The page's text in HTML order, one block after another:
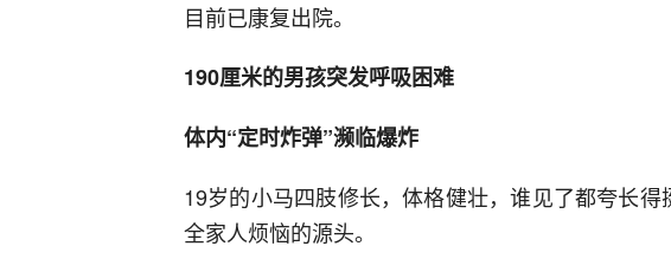
目前已康复出院。
190厘米的男孩突发呼吸困难
体内“定时炸弹”濒临爆炸
19岁的小马四肢修长，体格健壮，谁见了都夸长
全家人烦恼的源头。